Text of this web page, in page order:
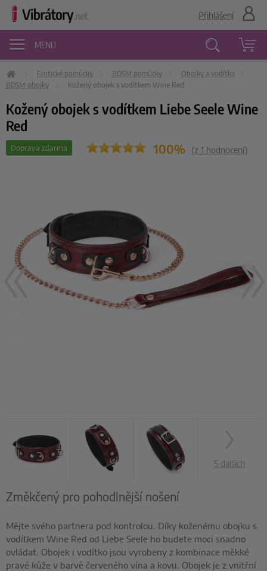
MENU
Vyhledávání
Přihlášení
Erotické pomůcky BDSM pomůcky
Obojky a vodítka
BDSM obojky
Kožený obojek s vodítkem Wine Red
Kožený obojek s vodítkem Liebe Seele Wine
Red
Doprava zdarma 100% (z 1 hodnocení)
5 dalších
Změkčený pro pohodlnější nošení
Mějte svého partnera pod kontrolou. Díky koženému obojku s
vodítkem Wine Red od Liebe Seele ho budete moci snadno
ovládat. Obojek i vodítko jsou vyrobeny z kombinace měkké
pravé kůže v barvě červeného vína a kovu. Obojek je z vnitřní